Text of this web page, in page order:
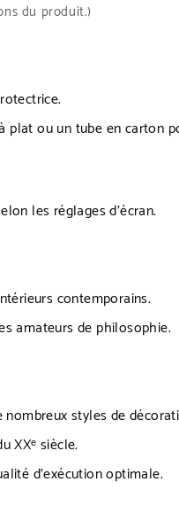
du produit.)
plat ou un tube en carton
les réglages d’écran.
contemporains.
amateurs de philosophie.
styles de
XXᵉ siècle.
d’exécution optimale.